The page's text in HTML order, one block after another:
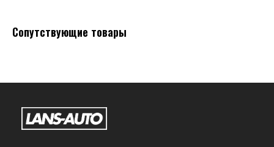
Сопутствующие товары